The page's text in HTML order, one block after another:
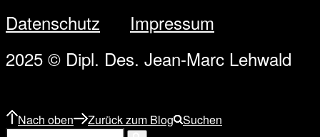
Datenschutz
Impressum
2025 © Dipl. Des. Jean-Marc Lehwald
Nach oben Zurück zum Blog Suchen